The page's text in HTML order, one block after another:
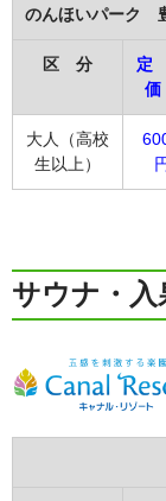
のんほいパーク
区 分
定
価
大人（高校
生以上）
サウナ・入